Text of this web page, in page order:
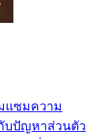
แซมความ
บปัญหาส่วนตัว